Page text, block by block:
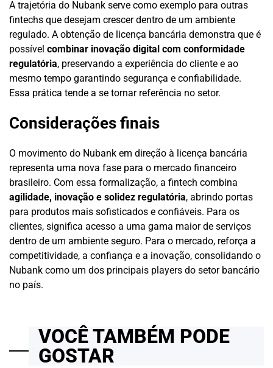
A trajetória do Nubank serve como exemplo para outras
fintechs que desejam crescer dentro de um ambiente
regulado. A obtenção de licença bancária demonstra que é
possível combinar inovação digital com conformidade
regulatória, preservando a experiência do cliente e ao
mesmo tempo garantindo segurança e confiabilidade.
Essa prática tende a se tornar referência no setor.
Considerações finais
O movimento do Nubank em direção à licença bancária
representa uma nova fase para o mercado financeiro
brasileiro. Com essa formalização, a fintech combina
agilidade, inovação e solidez regulatória, abrindo portas
para produtos mais sofisticados e confiáveis. Para os
clientes, significa acesso a uma gama maior de serviços
dentro de um ambiente seguro. Para o mercado, reforça a
competitividade, a confiança e a inovação, consolidando o
Nubank como um dos principais players do setor bancário
no país.
VOCÊ TAMBÉM PODE
GOSTAR